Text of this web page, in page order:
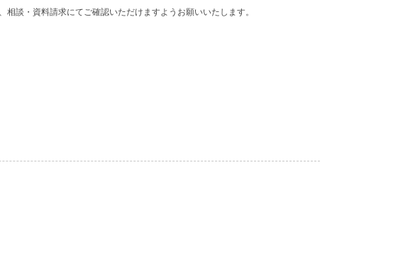
談・資料請求にてご確認いただけますようお願いいたします。